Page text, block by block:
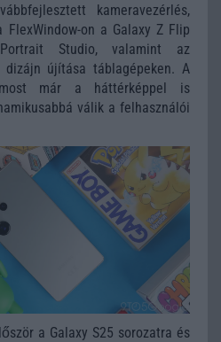
kameravezérlés,
on a Galaxy Z Flip
Studio, valamint az
újítása táblagépeken. A
már a háttérképpel is
válik a felhasználói
a Galaxy S25 sorozatra és